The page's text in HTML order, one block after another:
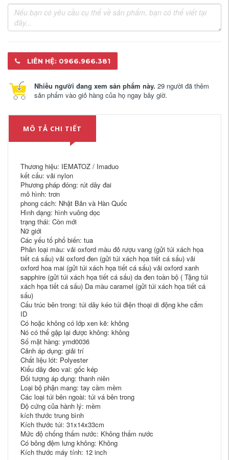
LIÊN HỆ: 0966.966.381
Nhiều người đang xem sản phẩm này. 29 người đã thêm
sản phẩm vào giỏ hàng của họ ngay bây giờ.
MÔ TẢ CHI TIẾT
Thương hiệu: IEMATOZ / Imaduo
kết cấu: vải nylon
Phương pháp đóng: rút dây đai
mô hình: trơn
phong cách: Nhật Bản và Hàn Quốc
Hình dạng: hình vuông dọc
trạng thái: Còn mới
Nữ giới
Các yếu tố phổ biến: tua
Phân loại màu: vải oxford màu đỏ rượu vang (gửi túi xách họa
tiết cá sấu) vải oxford đen (gửi túi xách họa tiết cá sấu) vải
oxford hoa mai (gửi túi xách họa tiết cá sấu) vải oxford xanh
sapphire (gửi túi xách họa tiết cá sấu) da đen toàn bộ ( Tặng túi
xách họa tiết cá sấu) Da màu caramel (gửi túi xách họa tiết cá
sấu)
Cấu trúc bên trong: túi dây kéo túi điện thoại di động khe cắm
ID
Có hoặc không có lớp xen kẽ: không
Nó có thể gập lại được không: không
Số mặt hàng: ymd0036
Cảnh áp dụng: giải trí
Chất liệu lót: Polyester
Kiểu dây đeo vai: gốc kép
Đối tượng áp dụng: thanh niên
Loại bộ phận mang: tay cầm mềm
Các loại túi bên ngoài: túi vá bên trong
Độ cứng của hành lý: mềm
kích thước trung bình
Kích thước túi: 31x14x33cm
Mức độ chống thấm nước: Không thấm nước
Có bông đệm lưng không: Không
Kích thước máy tính: 12 inch